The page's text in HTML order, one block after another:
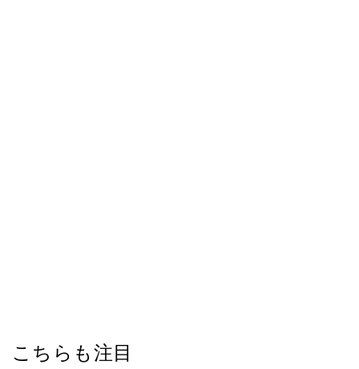
こちらも注目